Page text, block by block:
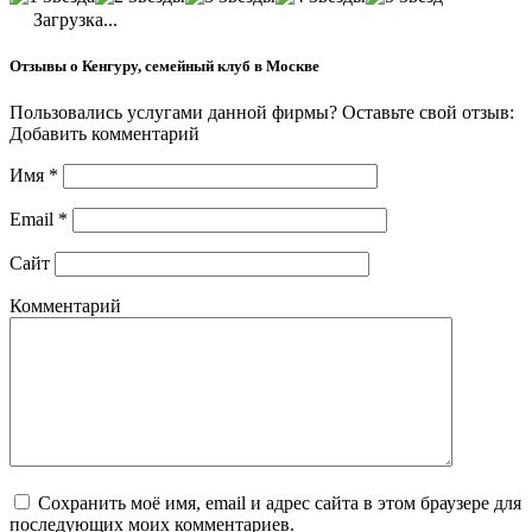
Загрузка...
Отзывы о Кенгуру, семейный клуб в Москве
Пользовались услугами данной фирмы? Оставьте свой отзыв:
Добавить комментарий
Имя *
Email *
Сайт
Комментарий
Сохранить моё имя, email и адрес сайта в этом браузере для
последующих моих комментариев.